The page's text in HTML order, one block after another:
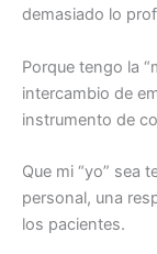
demasiado lo
Porque tengo la
intercambio de
instrumento de
Que mi “yo” sea
personal, una
los pacientes.